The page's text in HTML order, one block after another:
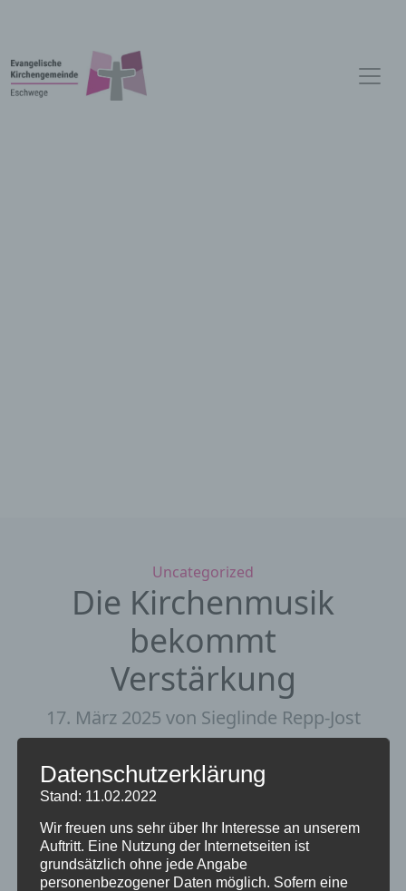
Kategorien
Uncategorized
Die Kirchenmusik
bekommt
Verstärkung
17. März 2025 von Sieglinde Repp-Jost
Datenschutzerklärung
Stand: 11.02.2022
Wir freuen uns sehr über Ihr Interesse an unserem
Auftritt. Eine Nutzung der Internetseiten ist
grundsätzlich ohne jede Angabe
personenbezogener Daten möglich. Sofern eine